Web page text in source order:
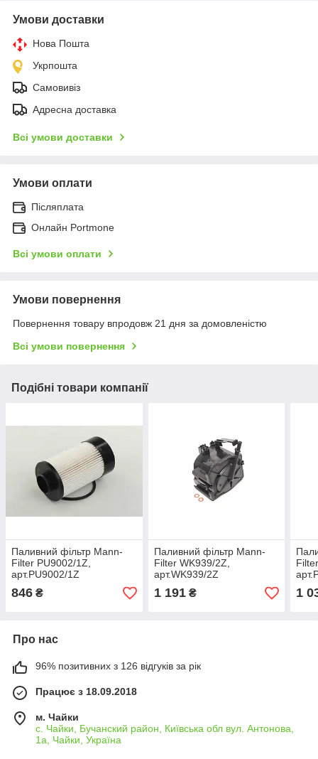
Умови доставки
Нова Пошта
Укрпошта
Самовивіз
Адресна доставка
Всі умови доставки
Умови оплати
Післяплата
Онлайн Portmone
Всі умови оплати
Умови повернення
Повернення товару впродовж 21 дня за домовленістю
Всі умови повернення
Подібні товари компанії
Паливний фільтр Mann-
Filter PU9002/1Z,
арт.PU9002/1Z
846 ₴
Паливний фільтр Mann-
Filter WK939/2Z,
арт.WK939/2Z
1 191₴ 1
Про нас
96% позитивних з 126 відгуків за рік
Працює з 18.09.2018
м. Чайки
с. Чайки, Бучанский район, Київська обл вул. Антонова,
1а, Чайки, Україна